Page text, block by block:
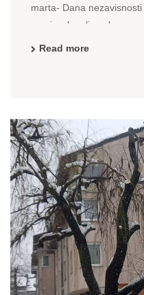
marta- Dana
sarajevske ulice ukrase
Read more